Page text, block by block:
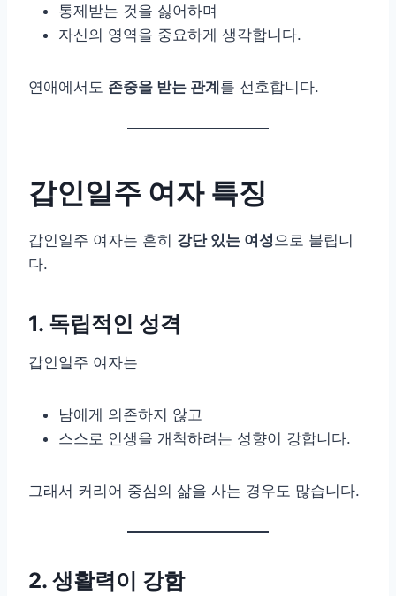
통제받는 것을 싫어하며
자신의 영역을 중요하게 생각합니다.
연애에서도 존중을 받는 관계를 선호합니다.
갑인일주 여자 특징
갑인일주 여자는 흔히 강단 있는 여성 으로 불립니
다.
1. 독립적인 성격
갑인일주 여자는
남에게 의존하지 않고
스스로 인생을 개척하려는 성향이 강합니다.
그래서 커리어 중심의 삶을 사는 경우도 많습니다.
2. 생활력이 강함